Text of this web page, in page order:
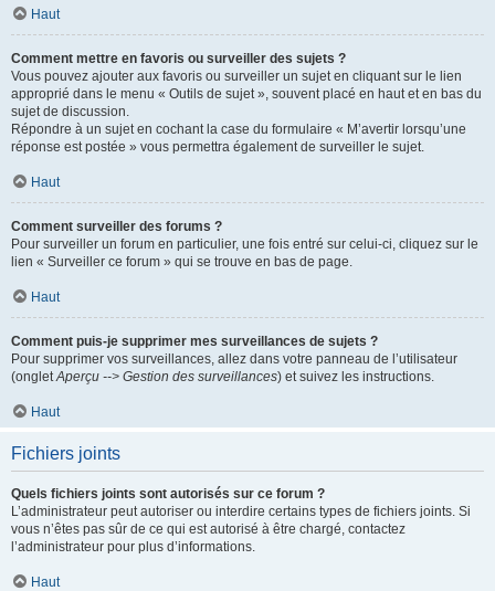
Haut
Comment mettre en favoris ou surveiller des sujets ?
Vous pouvez ajouter aux favoris ou surveiller un sujet en cliquant sur le lien
approprié dans le menu « Outils de sujet », souvent placé en haut et en bas du
sujet de discussion.
Répondre à un sujet en cochant la case du formulaire « M’avertir lorsqu’une
réponse est postée » vous permettra également de surveiller le sujet.
Haut
Comment surveiller des forums ?
Pour surveiller un forum en particulier, une fois entré sur celui-ci, cliquez sur le
lien « Surveiller ce forum » qui se trouve en bas de page.
Haut
Comment puis-je supprimer mes surveillances de sujets ?
Pour supprimer vos surveillances, allez dans votre panneau de l’utilisateur
(ongletAperçu --> Gestion des surveillances) et suivez les instructions.
Haut
Fichiers joints
Quels fichiers joints sont autorisés sur ce forum ?
L’administrateur peut autoriser ou interdire certains types de fichiers joints. Si
vous n’êtes pas sûr de ce qui est autorisé à être chargé, contactez
l’administrateur pour plus d’informations.
Haut